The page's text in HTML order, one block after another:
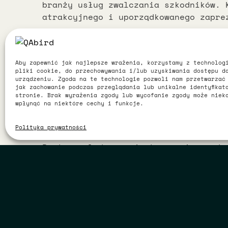
Aby zapewnić jak najlepsze wrażenia, korzystamy z
pliki cookie, do przechowywania i/lub uzyskiwania dostępu
urządzeniu. Zgoda na te technologie pozwoli nam
jak zachowanie podczas przeglądania lub unikalne
stronie. Brak wyrażenia zgody lub wycofanie zgody może
wpłynąć na niektóre cechy i funkcje.
Polityka prywatności
branży usług zwalczania szkodników.
atrakcyjnego i uporządkowanego
Co zrobiliśmy
Stworzyliśmy nowoczesną stronę
Wdrożyliśmy płynne animacje
Skupiliśmy się na lekkim kodzie,
Uporządkowaliśmy treści, aby w
Rezultat
Pestcon.pl dysponuje teraz
Starannie